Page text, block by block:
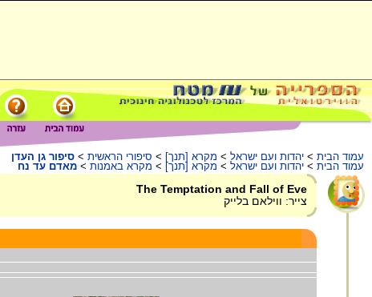
עמוד הבית > יהדות ועם ישראל > מקרא [תנך] > סיפורי הראשית > סיפור גן העדן
עמוד הבית > יהדות ועם ישראל > מקרא [תנך] > מקרא באמנות > מאדם עד נח
The Temptation and Fall of Eve
צייר: ווילאם בלייק